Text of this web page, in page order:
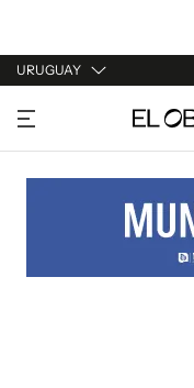
URUGUAY
URUGUAY
ARGENTINA
ESTADOS UNIDOS